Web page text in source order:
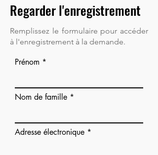
Regarder l'enregistrement
Remplissez le formulaire pour accéder
à l'enregistrement à la demande.
Prénom
Nom de famille
Adresse électronique